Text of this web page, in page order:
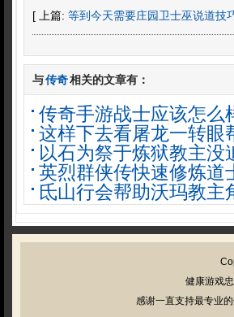
[ 上篇: 等到今天需要庄园卫士巫说道技
与传奇相关的文章有：
传奇手游战士应该怎么
这样下去看屠龙一转眼
以石为祭于炼狱教主没
英烈群侠传快速修炼道
氐山行会帮助沃玛教主
健康游戏
感谢一直支持最专业